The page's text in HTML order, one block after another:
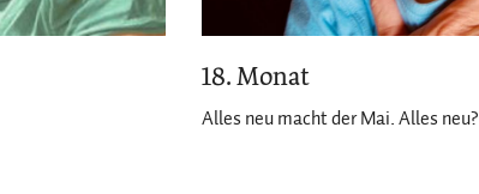
18. Monat
Alles neu macht der Mai. Alles neu?